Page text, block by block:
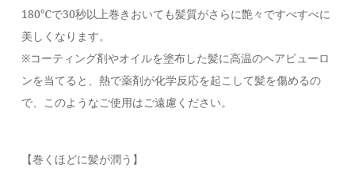
180℃で30秒以上巻きおいても髪質がさらに艶々ですべすべに
美しくなります。
※コーティング剤やオイルを塗布した髪に高温のヘアビューロ
ンを当てると、熱で薬剤が化学反応を起こして髪を傷めるの
で、このようなご使用はご遠慮ください。
【巻くほどに髪が潤う】